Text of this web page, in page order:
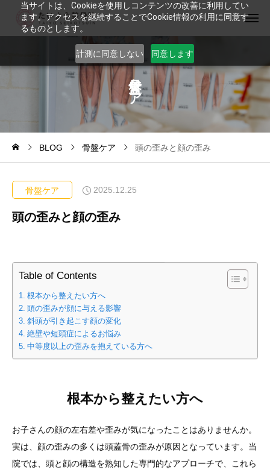
当サイトは、Cookieを使用しコンテンツの改善に利用してい
ます。アクセスを継続することでCookie情報の利用に同意す
るものとします。
計測に同意しない 同意します
ケ
ア
BLOG 骨盤ケア 頭の歪みと顔の歪み
骨盤ケア 2025.12.25
頭の歪みと顔の歪み
Table of Contents
根本から整えたい方へ
頭の歪みが顔に与える影響
斜頭が引き起こす顔の変化
絶壁や短頭症によるお悩み
中等度以上の歪みを抱えている方へ
根本から整えたい方へ
お子さんの顔の左右差や歪みが気になったことはありませんか。
実は、顔の歪みの多くは頭蓋骨の歪みが原因となっています。当
院では、頭と顔の構造を熟知した専門的なアプローチで、これら